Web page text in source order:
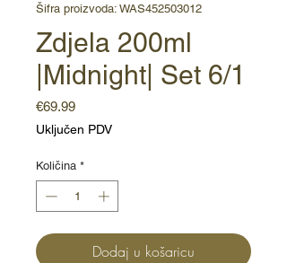
Šifra proizvoda: WAS452503012
Zdjela 200ml
|Midnight| Set 6/1
€69.99Cijena
Uključen PDV
Količina *
Dodaj u košaricu